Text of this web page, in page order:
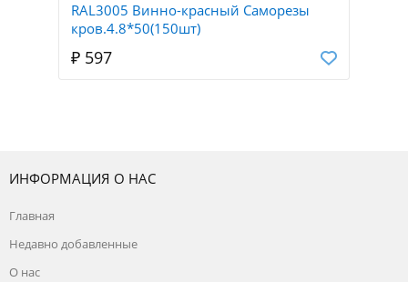
RAL3005 Винно-красный Саморезы
кров.4.8*50(150шт)
₽ 597
ИНФОРМАЦИЯ О НАС
Главная
Недавно добавленные
О нас